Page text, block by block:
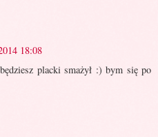
18:08
placki smażył :) bym się po